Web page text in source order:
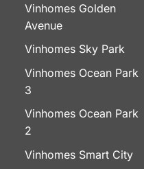
Vinhomes Golden
Avenue
Vinhomes Sky Park
Vinhomes Ocean Park
3
Vinhomes Ocean Park
2
Vinhomes Smart City